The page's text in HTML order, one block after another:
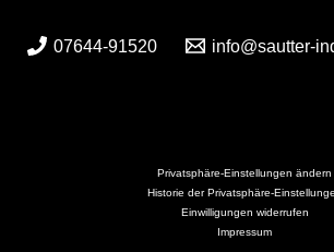
07644-91520 info@sautter-
Privatsphäre-Einstellungen ändern
Historie der Privatsphäre-
Einwilligungen widerrufen
Impressum